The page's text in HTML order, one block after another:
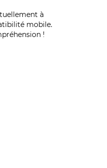
à
mobile.
!